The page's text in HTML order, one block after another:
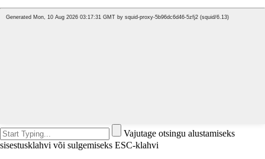
Vajutage otsingu alustamiseks
sisestusklahvi või sulgemiseks ESC-klahvi